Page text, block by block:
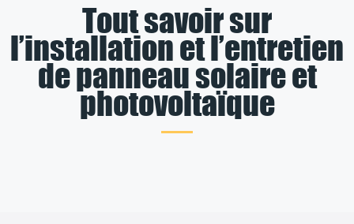
Tout savoir sur
l’installation et l’entretien
de panneau solaire et
photovoltaïque